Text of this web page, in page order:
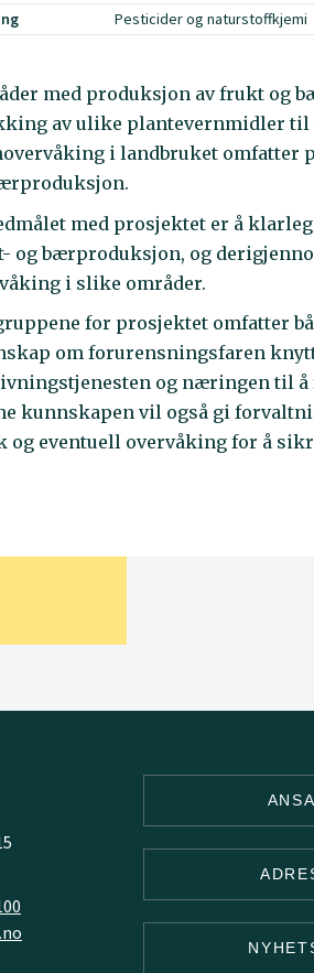
Pesticider og naturstoffkjemi
med produksjon av frukt og
av ulike plantevernmidler til
i landbruket omfatter
med prosjektet er å
og bærproduksjon, og
i slike områder.
for prosjektet omfatter
om forurensningsfaren
og næringen til
kunnskapen vil også gi
og eventuell overvåking for å